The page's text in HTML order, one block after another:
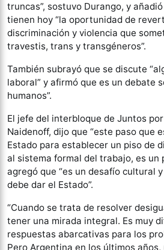
truncas”, sostuvo Durango, y
tienen hoy “la oportunidad de
discriminación y violencia que
travestis, trans y transgéneros”.
También subrayó que se discute
laboral” y afirmó que es un debate
humanos”.
El jefe del interbloque de Juntos
Naidenoff, dijo que “este paso que
Estado para establecer un piso de
al sistema formal del trabajo, es un
agregó que “es un desafío cultural
debe dar el Estado”.
“Cuando se trata de resolver
tener una mirada integral. Es muy
respuestas abarcativas para los
Pero Argentina en los últimos